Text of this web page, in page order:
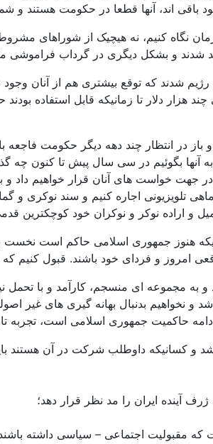
اند، آنها قطعا در حکومت هستند و
نگاه کنیم، نه هیچیک از شوراهای
شدند و بشکل دیگری در گرداب فراموشی
شدند که توقع بیشتری هم از آنان
چند هزار دلار تا زمانیکه قابل
در انتظار چند دهه دیگر حکومت فاجعه
به آنها بگوئیم در سی سال پیش تا کنون
خواست های آنان قرار خواهیم داد و به
ماهی تلویزیونی اجاره کنیم و سند نوکری
و اراده نوکر و نوکران خود کوچکترین
هنوز جمهوری اسلامی حاکم است نخست
امروز و فردای خود باشند. قبول کنیم که
و به مجموعه ای منسجم، کارآمد و با تحمل
و نخواهیم بدنبال بهانه گیری های
حاکمیت جمهوری اسلامی است، تجربه
باشد و کسانیکه داوطلب شرکت در آن
آینده ایران را مد نظر قرار دهد؛
مقبولیت اجتماعی – سیاسی داشته باشند